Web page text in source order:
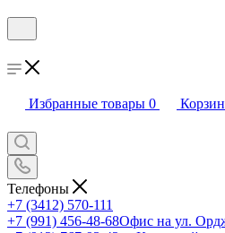
Избранные товары 0
Телефоны
+7 (3412) 570-111
+7 (991) 456-48-68Офис на ул.